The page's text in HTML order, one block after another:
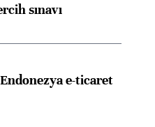
sınavı
e-ticaret